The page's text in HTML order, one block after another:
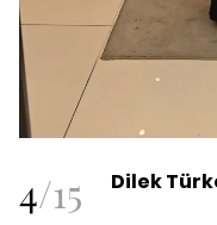
4/15 Dilek